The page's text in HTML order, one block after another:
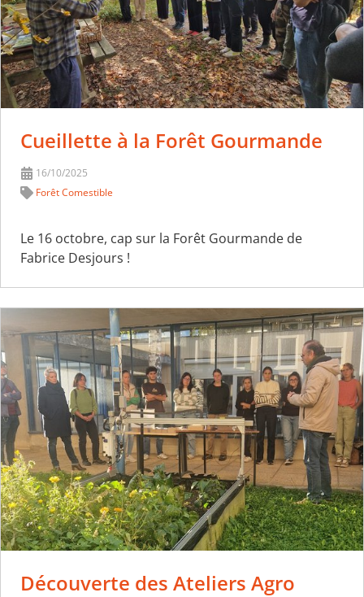
Cueillette à la Forêt Gourmande
16/10/2025
Forêt Comestible
Le 16 octobre, cap sur la Forêt Gourmande de
Fabrice Desjours !
Découverte des Ateliers Agro